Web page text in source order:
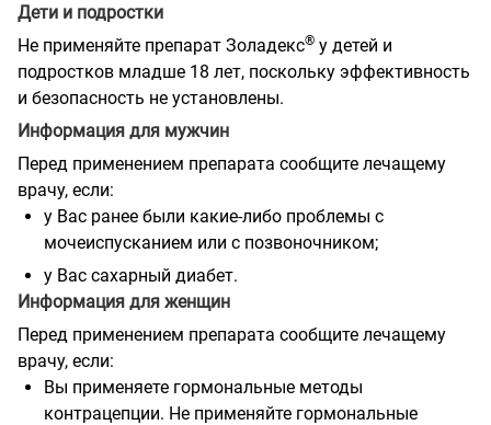
Дети и подростки
Не применяйте препарат Золадекс® у детей и
подростков младше 18 лет, поскольку эффективность
и безопасность не установлены.
Информация для мужчин
Перед применением препарата сообщите лечащему
врачу, если:
у Вас ранее были какие-либо проблемы с
мочеиспусканием или с позвоночником;
у Вас сахарный диабет.
Информация для женщин
Перед применением препарата сообщите лечащему
врачу, если:
Вы применяете гормональные методы
контрацепции. Не применяйте гормональные